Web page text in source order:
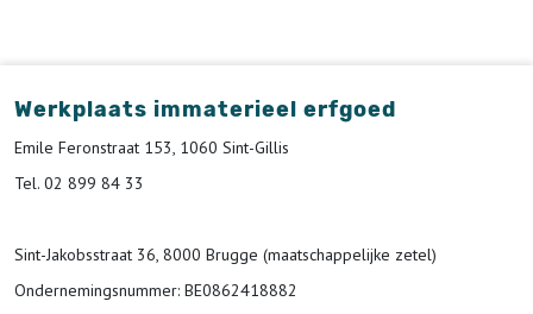
Werkplaats immaterieel erfgoed
Emile Feronstraat 153, 1060 Sint-Gillis
Tel. 02 899 84 33
Sint-Jakobsstraat 36, 8000 Brugge (maatschappelijke zetel)
Ondernemingsnummer: BE0862418882